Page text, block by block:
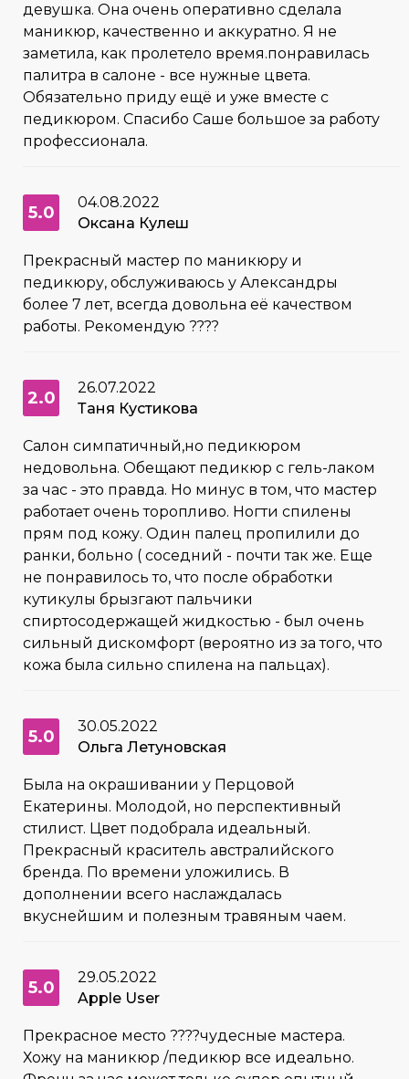
девушка. Она очень оперативно сделала
маникюр, качественно и аккуратно. Я не
заметила, как пролетело время.понравилась
палитра в салоне - все нужные цвета.
Обязательно приду ещё и уже вместе с
педикюром. Спасибо Саше большое за работу
профессионала.
5.0
04.08.2022
Оксана Кулеш
Прекрасный мастер по маникюру и
педикюру, обслуживаюсь у Александры
более 7 лет, всегда довольна её качеством
работы. Рекомендую ????
2.0
26.07.2022
Таня Кустикова
Салон симпатичный,но педикюром
недовольна. Обещают педикюр с гель-лаком
за час - это правда. Но минус в том, что мастер
работает очень торопливо. Ногти спилены
прям под кожу. Один палец пропилили до
ранки, больно ( соседний - почти так же. Еще
не понравилось то, что после обработки
кутикулы брызгают пальчики
спиртосодержащей жидкостью - был очень
сильный дискомфорт (вероятно из за того, что
кожа была сильно спилена на пальцах).
5.0
30.05.2022
Ольга Летуновская
Была на окрашивании у Перцовой
Екатерины. Молодой, но перспективный
стилист. Цвет подобрала идеальный.
Прекрасный краситель австралийского
бренда. По времени уложились. В
дополнении всего наслаждалась
вкуснейшим и полезным травяным чаем.
5.0
29.05.2022
Apple User
Прекрасное место ????чудесные мастера.
Хожу на маникюр /педикюр все идеально.